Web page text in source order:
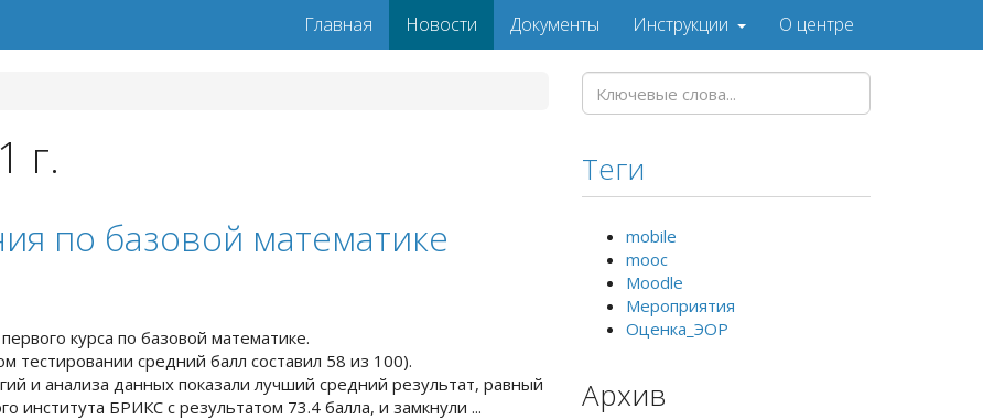
Главная Новости Документы Инструкции О центре
г.
по базовой математике
курса по базовой математике.
тестировании средний балл составил 58 из 100).
и анализа данных показали лучший средний результат, равный
института БРИКС с результатом 73.4 балла, и замкнули ...
Теги
mobile
mooc
Moodle
Мероприятия
Оценка_ЭОР
Архив